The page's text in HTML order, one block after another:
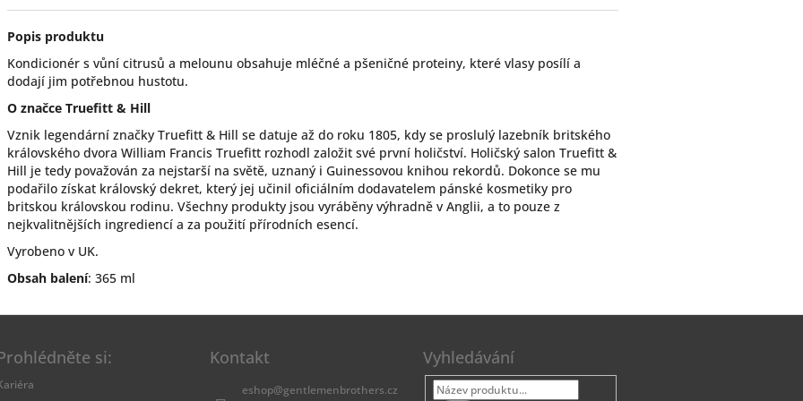
Popis produktu
Kondicionér s vůní citrusů a melounu obsahuje mléčné a pšeničné proteiny, které vlasy posílí a
dodají jim potřebnou hustotu.
O značce Truefitt & Hill
Vznik legendární značky Truefitt & Hill se datuje až do roku 1805, kdy se proslulý lazebník britského
královského dvora William Francis Truefitt rozhodl založit své první holičství. Holičský salon Truefitt &
Hill je tedy považován za nejstarší na světě, uznaný i Guinessovou knihou rekordů. Dokonce se mu
podařilo získat královský dekret, který jej učinil oficiálním dodavatelem pánské kosmetiky pro
britskou královskou rodinu. Všechny produkty jsou vyráběny výhradně v Anglii, a to pouze z
nejkvalitnějších ingrediencí a za použití přírodních esencí.
Vyrobeno v UK.
Obsah balení: 365 ml
si: Kontakt
eshop@gentlemenbrothers.cz
Vyhledávání